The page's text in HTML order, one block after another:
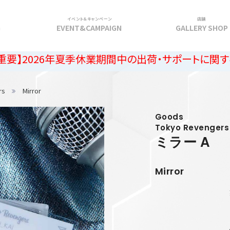
イベント＆キャンペーン
EVENT&CAMPAIGN
店舗
GALLERY SHOP
季休業期間中の出荷・サポートに関するご案内
Mirror
Goods
Tokyo Revengers
ミラー A
Mirror